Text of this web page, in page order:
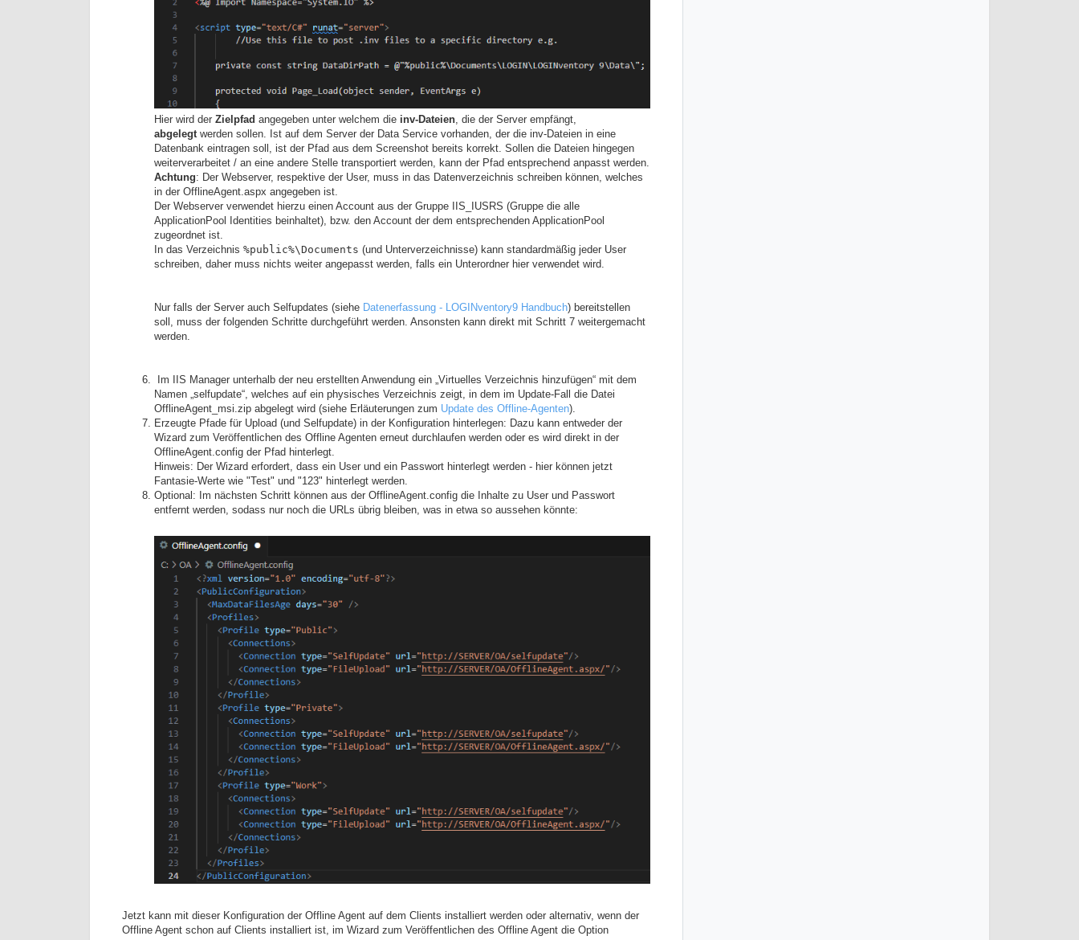
Hier wird der Zielpfad angegeben unter welchem die inv-Dateien , die der Server empfängt,
abgelegt werden sollen. Ist auf dem Server der Data Service vorhanden, der die inv-Dateien in eine
Datenbank eintragen soll, ist der Pfad aus dem Screenshot bereits korrekt. Sollen die Dateien hingegen
weiterverarbeitet / an eine andere Stelle transportiert werden, kann der Pfad entsprechend anpasst werden.
Achtung: Der Webserver, respektive der User, muss in das Datenverzeichnis schreiben können, welches
in der OfflineAgent.aspx angegeben ist.
Der Webserver verwendet hierzu einen Account aus der Gruppe IIS_IUSRS (Gruppe die alle
ApplicationPool Identities beinhaltet), bzw. den Account der dem entsprechenden ApplicationPool
zugeordnet ist.
In das Verzeichnis %public%\Documents (und Unterverzeichnisse) kann standardmäßig jeder User
schreiben, daher muss nichts weiter angepasst werden, falls ein Unterordner hier verwendet wird.
Nur falls der Server auch Selfupdates (siehe Datenerfassung - LOGINventory9 Handbuch) bereitstellen
soll, muss der folgenden Schritte durchgeführt werden. Ansonsten kann direkt mit Schritt 7 weitergemacht
werden.
Im IIS Manager unterhalb der neu erstellten Anwendung ein „Virtuelles Verzeichnis hinzufügen“ mit dem
Namen „selfupdate“, welches auf ein physisches Verzeichnis zeigt, in dem im Update-Fall die Datei
OfflineAgent_msi.zip abgelegt wird (siehe Erläuterungen zum Update des Offline-Agenten).
Erzeugte Pfade für Upload (und Selfupdate) in der Konfiguration hinterlegen: Dazu kann entweder der
Wizard zum Veröffentlichen des Offline Agenten erneut durchlaufen werden oder es wird direkt in der
OfflineAgent.config der Pfad hinterlegt.
Hinweis: Der Wizard erfordert, dass ein User und ein Passwort hinterlegt werden - hier können jetzt
Fantasie-Werte wie "Test" und "123" hinterlegt werden.
Optional: Im nächsten Schritt können aus der OfflineAgent.config die Inhalte zu User und Passwort
entfernt werden, sodass nur noch die URLs übrig bleiben, was in etwa so aussehen könnte:
Jetzt kann mit dieser Konfiguration der Offline Agent auf dem Clients installiert werden oder alternativ, wenn der
Offline Agent schon auf Clients installiert ist, im Wizard zum Veröffentlichen des Offline Agent die Option